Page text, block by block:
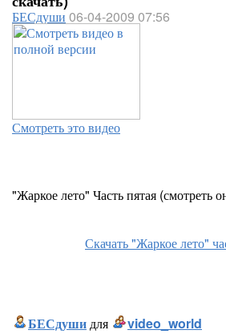
БЕСдуши 06-04-2009 07:56
Смотреть это видео
"Жаркое лето" Часть пятая (смотреть
Скачать "Жаркое лето"
БЕСдушидля video_world